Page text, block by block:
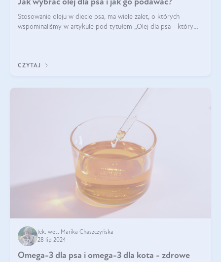
Jak wybrać olej dla psa i jak go podawać?
Stosowanie oleju w diecie psa, ma wiele zalet, o których
wspominaliśmy w artykule pod tytułem „Olej dla psa - który
CZYTAJ
lek. wet. Marika Chaszczyńska
28 lip 2024
Omega-3 dla psa i omega-3 dla kota - zdrowe